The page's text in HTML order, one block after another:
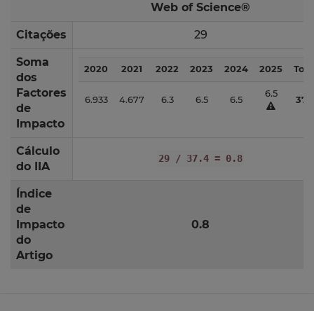
Web of Science®
Citações 29
Soma
dos
Factores
de
Impacto
2020 2021 2022 2023 2024 2025
6.933 4.677 6.3 6.5 6.5
6.5
37.4
Cálculo
do IIA
29 / 37.4 = 0.8
Índice
de
Impacto
do
Artigo
0.8